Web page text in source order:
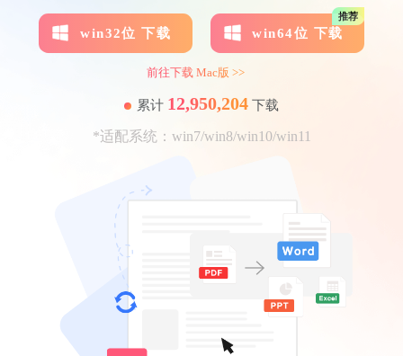
win32位 下载 win64位 下载
推荐
前往下载 Mac版 >>
累计 12,950,205 下载
*适配系统：win7/win8/win10/win11